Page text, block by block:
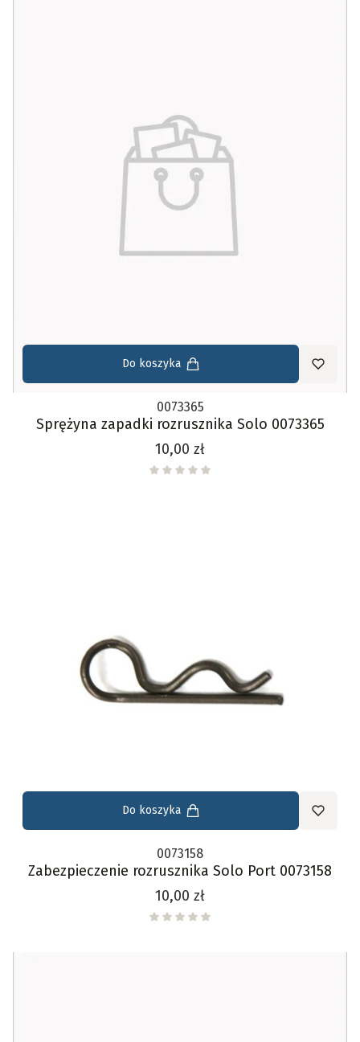
Do koszyka
0073365
Sprężyna zapadki rozrusznika Solo 0073365
Cena
10,00 zł
Do koszyka
0073158
Zabezpieczenie rozrusznika Solo Port 0073158
Cena
10,00 zł